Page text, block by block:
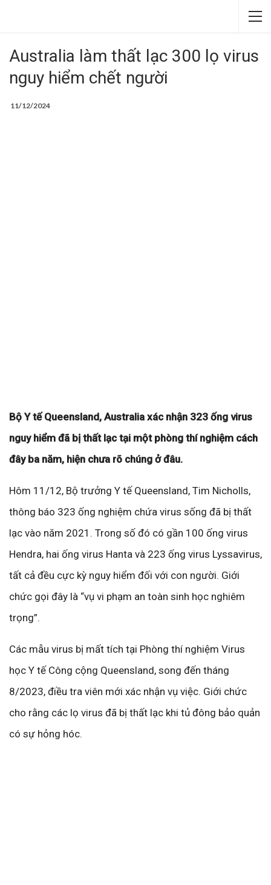
Australia làm thất lạc 300 lọ virus
nguy hiểm chết người
11/12/2024
Bộ Y tế Queensland, Australia xác nhận 323 ống virus
nguy hiểm đã bị thất lạc tại một phòng thí nghiệm cách
đây ba năm, hiện chưa rõ chúng ở đâu.
Hôm 11/12, Bộ trưởng Y tế Queensland, Tim Nicholls,
thông báo 323 ống nghiệm chứa virus sống đã bị thất
lạc vào năm 2021. Trong số đó có gần 100 ống virus
Hendra, hai ống virus Hanta và 223 ống virus Lyssavirus,
tất cả đều cực kỳ nguy hiểm đối với con người. Giới
chức gọi đây là “vụ vi phạm an toàn sinh học nghiêm
trọng”.
Các mẫu virus bị mất tích tại Phòng thí nghiệm Virus
học Y tế Công cộng Queensland, song đến tháng
8/2023, điều tra viên mới xác nhận vụ việc. Giới chức
cho rằng các lọ virus đã bị thất lạc khi tủ đông bảo quản
có sự hỏng hóc.